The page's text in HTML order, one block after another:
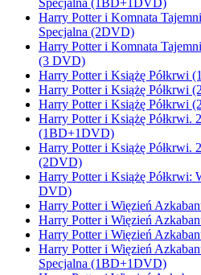
Specjalna (1BD+1DVD)
Harry Potter i Komnata
Specjalna (2DVD)
Harry Potter i Komnata
(3 DVD)
Harry Potter i Książę Półkrwi
Harry Potter i Książę Półkrwi
Harry Potter i Książę Półkrwi
Harry Potter i Książę Półkrwi.
(1BD+1DVD)
Harry Potter i Książę Półkrwi.
(2DVD)
Harry Potter i Książę Półkrwi:
DVD)
Harry Potter i Więzień
Harry Potter i Więzień
Harry Potter i Więzień
Harry Potter i Więzień
Specjalna (1BD+1DVD)